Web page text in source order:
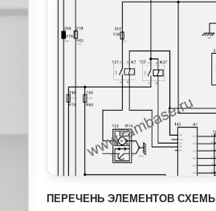
ПЕРЕЧЕНЬ ЭЛЕМЕНТОВ СХЕМЫ